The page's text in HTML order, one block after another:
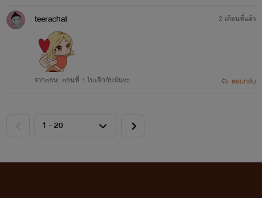
teerachat
จากตอน: ตอนที่ 1 ไปเลิกกับมันซะ
2 เดือนที่แล้ว
ตอบกลับ